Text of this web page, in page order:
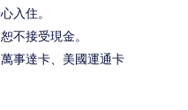
入住。
不接受現金。
事達卡、美國運通卡